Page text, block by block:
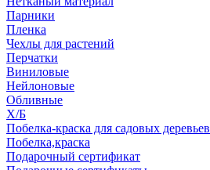
Парники
Пленка
Чехлы для растений
Перчатки
Виниловые
Нейлоновые
Обливные
Х/Б
Побелка-краска для садовых деревьев
Побелка,краска
Подарочный сертификат